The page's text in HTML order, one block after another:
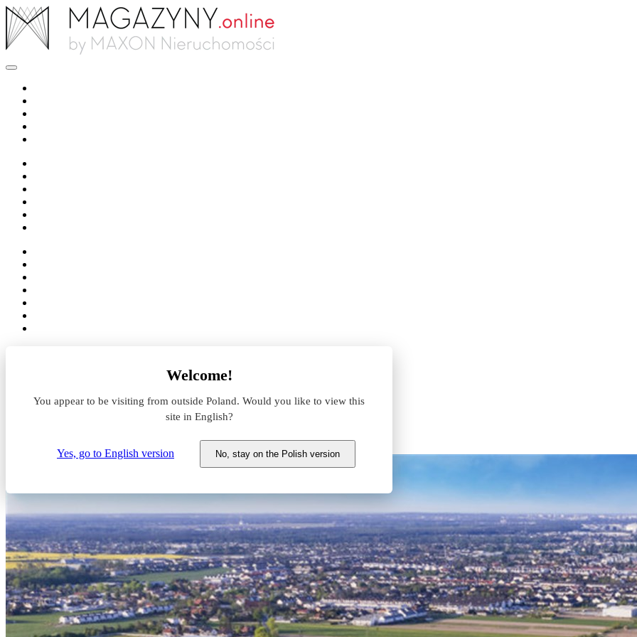
Welcome!
You appear to be visiting from outside Poland. Would you like to view this
site in English?
Yes, go to English version No, stay on the Polish version
Colquimica Adhesives dalej z SEGRO
Colquimica Adhesives dalej z SEGRO
27 października 2020